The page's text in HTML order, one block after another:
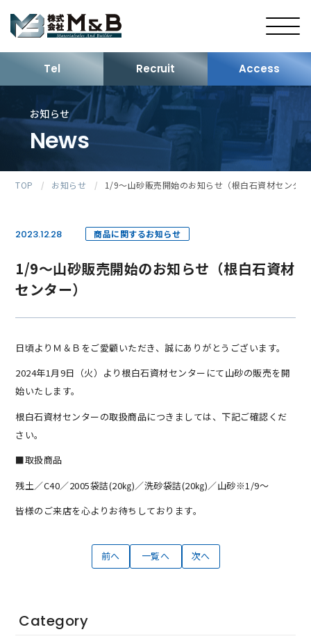
Tel Recruit Access
お知らせ
News
TOP / お知らせ / 1/9～山砂販売開始のお知らせ（根白石資材センタ
2023.12.28 商品に関するお知らせ
1/9～山砂販売開始のお知らせ（根白石資材
センター）
日頃よりＭ＆Ｂをご愛顧いただき、誠にありがとうございます。
2024年1月9日（火）より根白石資材センターにて山砂の販売を開
始いたします。
根白石資材センターの取扱商品につきましては、下記ご確認くだ
さい。
■取扱商品
残土／C40／2005袋詰(20㎏)／洗砂袋詰(20㎏)／山砂※1/9～
皆様のご来店を心よりお待ちしております。
前へ 一覧へ 次へ
Category